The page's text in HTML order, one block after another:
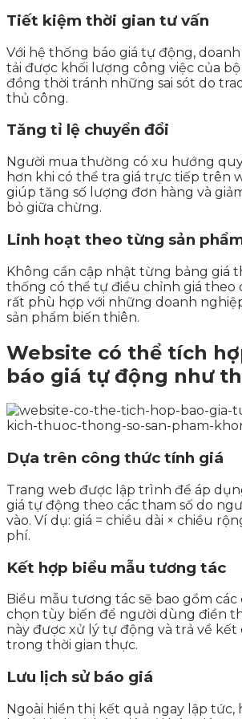
Tiết kiệm thời gian tư vấn
Với hệ thống báo giá tự động,
tải được khối lượng công việc của
đồng thời tránh những sai sót do
thủ công.
Tăng tỉ lệ chuyển đổi
Người mua thường có xu hướng
hơn khi có thể tra giá trực tiếp trên
giúp tăng số lượng đơn hàng và
bỏ giữa chừng.
Linh hoạt theo từng sản
Không cần cập nhật từng bảng giá
thống có thể tự điều chỉnh giá theo
rất phù hợp với những doanh
sản phẩm biến thiên.
Website có thể tích
báo giá tự động như
Dựa trên công thức tính giá
Trang web được lập trình để áp
giá tự động theo các tham số do
vào. Ví dụ: giá = chiều dài × chiều
phí.
Kết hợp biểu mẫu tương tác
Biểu mẫu tương tác sẽ bao gồm các
chọn tùy biến để người dùng điền
này được xử lý tự động và trả về kết
trong thời gian thực.
Lưu lịch sử báo giá
Ngoài hiển thị kết quả ngay lập tức,